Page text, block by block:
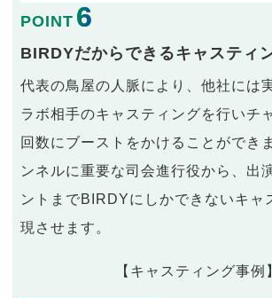
POINT 6
BIRDYだからできるキャスティ
代表の鳥屋の人脈により、他社には
ラボ相手のキャスティングを行いチ
回数にブーストをかけることができ
ンネルに重要な司会進行役から、出
ントまでBIRDYにしかできないキャ
現させます。
【キャスティング事例